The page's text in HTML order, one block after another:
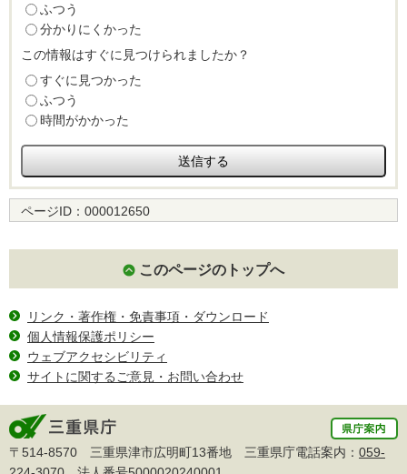
ふつう
分かりにくかった
この情報はすぐに見つけられましたか？
すぐに見つかった
ふつう
時間がかかった
ページID： 000012650
このページのトップへ
リンク・著作権・免責事項・ダウンロード
個人情報保護ポリシー
ウェブアクセシビリティ
サイトに関するご意見・お問い合わせ
〒514-8570 三重県津市広明町13番地 三重県庁電話案内： 059-